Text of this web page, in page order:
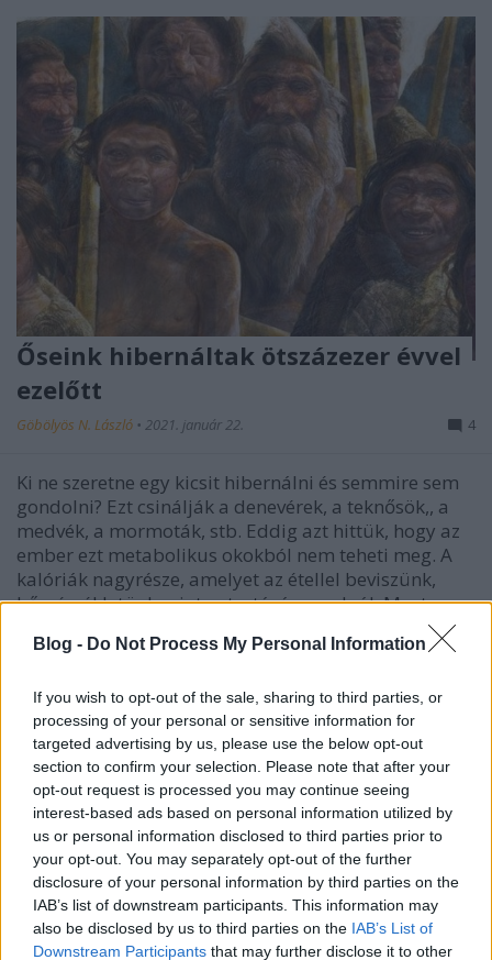
Blog - Do Not Process My Personal Information
If you wish to opt-out of the sale, sharing to third parties, or
processing of your personal or sensitive information for
targeted advertising by us, please use the below opt-out
section to confirm your selection. Please note that after your
opt-out request is processed you may continue seeing
interest-based ads based on personal information utilized by
us or personal information disclosed to third parties prior to
your opt-out. You may separately opt-out of the further
disclosure of your personal information by third parties on the
IAB’s list of downstream participants. This information may
also be disclosed by us to third parties on the IAB’s List of
Downstream Participants that may further disclose it to other
Őseink hibernáltak ötszázezer évvel
ezelőtt
Göbölyös N. László • 2021. január 22. 4
Ki ne szeretne egy kicsit hibernálni és semmire sem
gondolni? Ezt csinálják a denevérek, a teknősök,, a
medvék, a mormoták, stb. Eddig azt hittük, hogy az
ember ezt metabolikus okokból nem teheti meg. A
kalóriák nagyrésze, amelyet az étellel beviszünk,
hőmérsékletünk szinten tartására szolgál. Most…